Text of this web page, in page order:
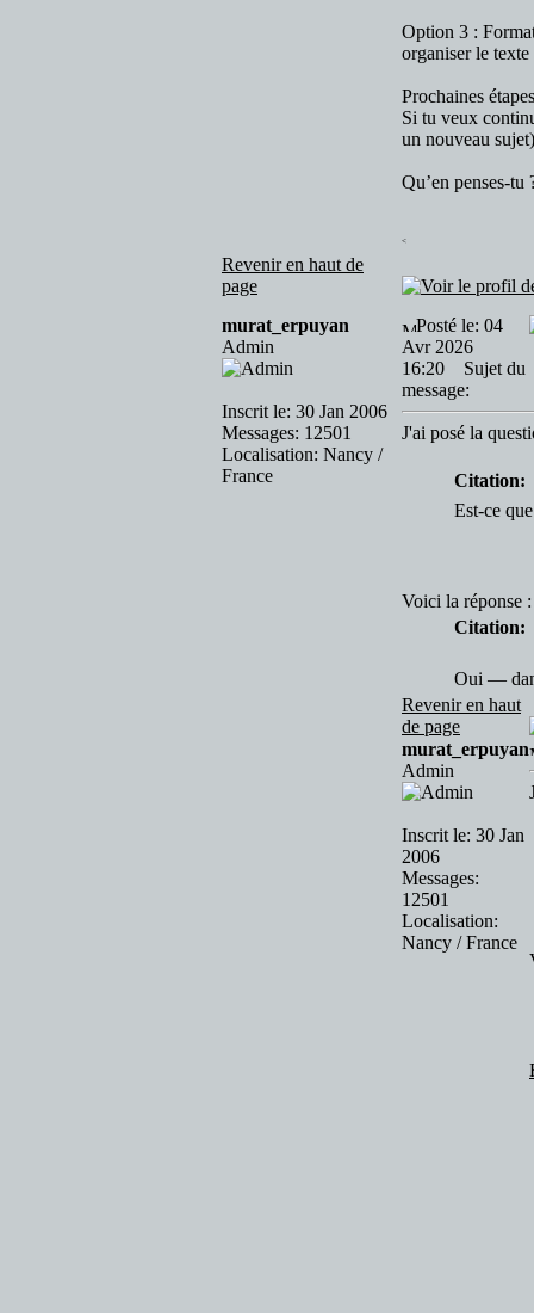
Option 3 :
organiser le
Prochaines
Si tu veux
un nouveau
Qu’en penses-
<
Revenir en haut de
page
murat_erpuyan
Admin
Inscrit le: 30 Jan 2006
Messages: 12501
Localisation: Nancy /
France
Posté le: 04
Avr 2026
16:20
Sujet du
message:
J'ai posé la
Citation:
Est-ce
Voici la réponse :
Citation:
Oui —
Revenir en haut
de page
murat_erpuyan
Admin
Inscrit le: 30 Jan
2006
Messages:
12501
Localisation:
Nancy / France